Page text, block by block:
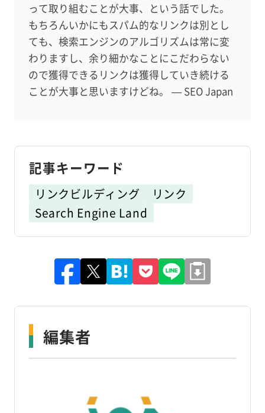
って取り組むことが大事、という話でした。
もちろんいかにもスパム的なリンクは別とし
ても、検索エンジンのアルゴリズムは常に変
わりますし、余り細かなことにこだわらない
ので獲得できるリンクは獲得していき続ける
ことが大事と思いますけどね。 — SEO Japan
記事キーワード
リンクビルディング
リンク
Search Engine Land
編集者